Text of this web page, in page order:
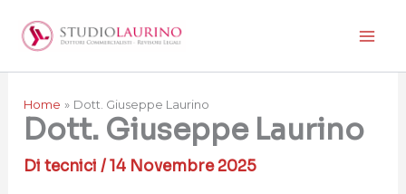
Home Dott. Giuseppe Laurino
Dott. Giuseppe Laurino
Ditecnici/14 Novembre 2025